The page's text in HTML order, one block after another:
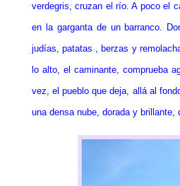
verdegris, cruzan el río. A poco el
en la garganta de un barranco.
judías, patatas , berzas y
lo alto, el caminante, comprueba
vez, el pueblo que deja, allá al
una densa nube, dorada y brillante,